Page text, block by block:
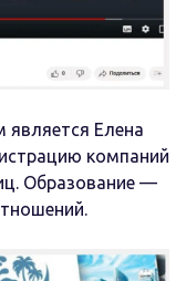
Елена
компаний
Образование —